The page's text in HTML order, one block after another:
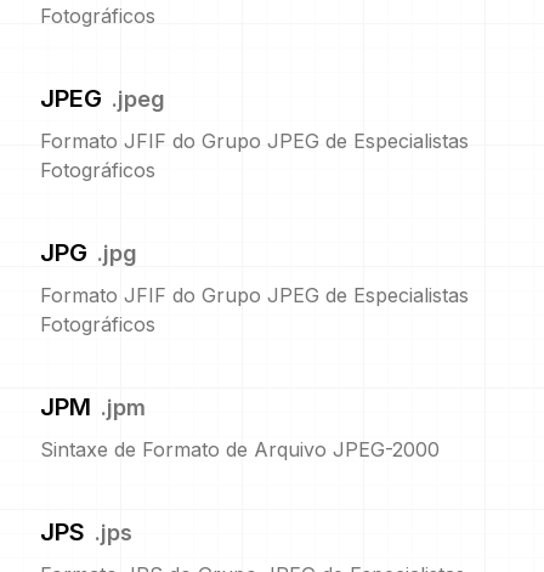
Fotográficos
JPEG .jpeg
Formato JFIF do Grupo JPEG de Especialistas
Fotográficos
JPG .jpg
Formato JFIF do Grupo JPEG de Especialistas
Fotográficos
JPM .jpm
Sintaxe de Formato de Arquivo JPEG-2000
JPS .jps